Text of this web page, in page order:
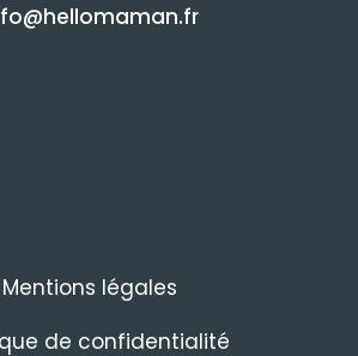
Mentions légales
de confidentialité